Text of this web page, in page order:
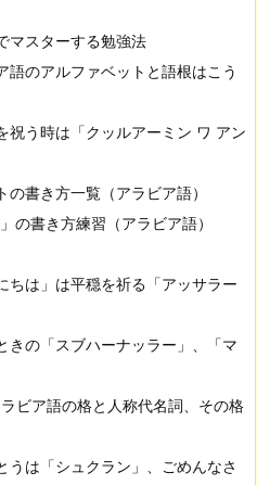
マスターする勉強法
語のアルファベットと語根はこう
祝う時は「クッルアーミン ワ アン
の書き方一覧（アラビア語）
【アラビア文字】８．「م」「ن」の書き方練習（アラビア語）
ちは」は平穏を祈る「アッサラー
きの「スブハーナッラー」、「マ
ビア語の格と人称代名詞、その格
うは「シュクラン」、ごめんなさ